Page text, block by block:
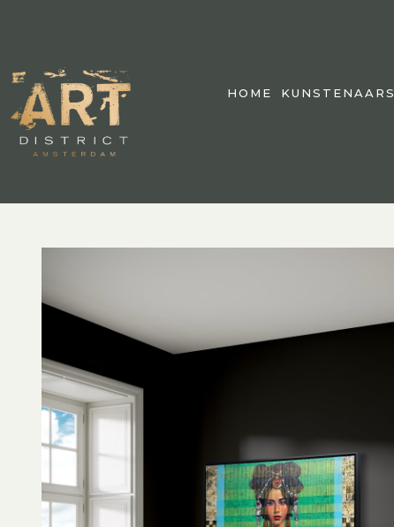
HOME KUNSTENAARS